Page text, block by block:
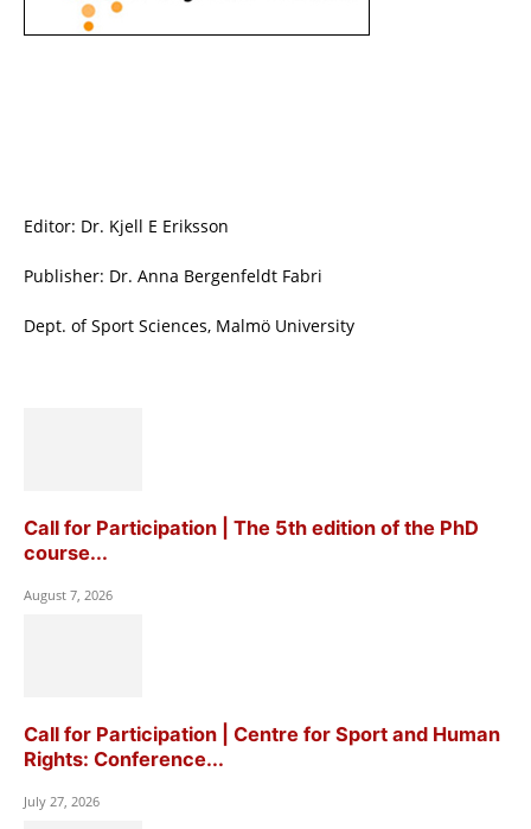
Editor: Dr. Kjell E Eriksson
Publisher: Dr. Anna Bergenfeldt Fabri
Dept. of Sport Sciences, Malmö University
Call for Participation | The 5th edition of the PhD
course...
August 7, 2026
Call for Participation | Centre for Sport and Human
Rights: Conference...
July 27, 2026